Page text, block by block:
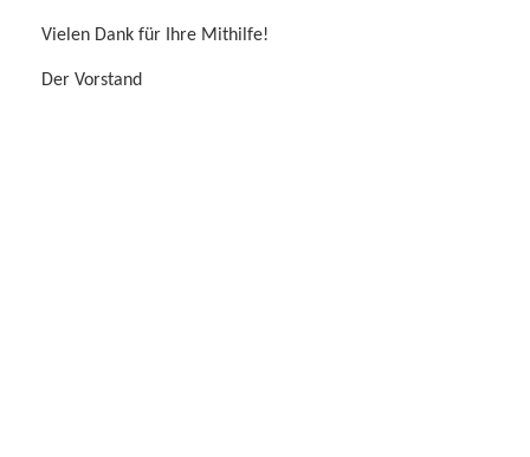
Vielen Dank für Ihre Mithilfe!
Der Vorstand